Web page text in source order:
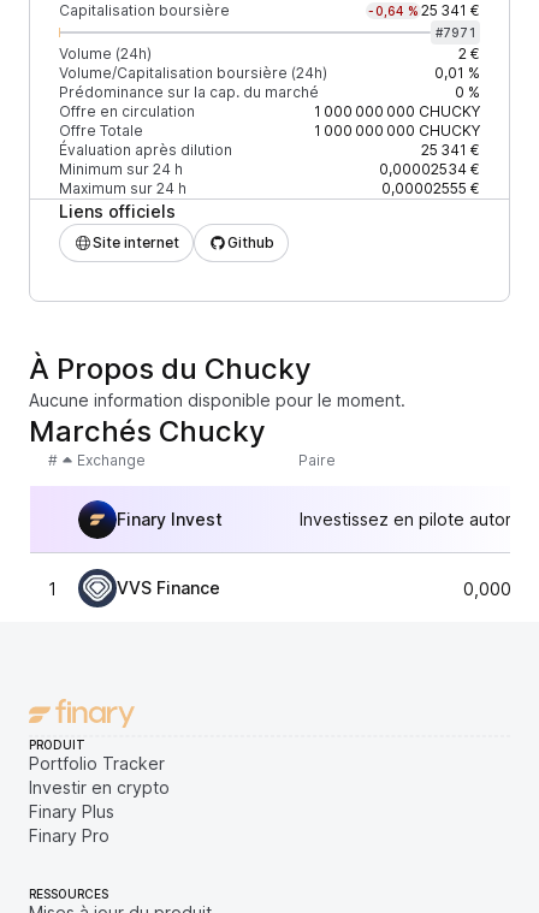
Capitalisation boursière -0,64 % 25 341 €
#7971
Volume (24h)
2 €
Volume/Capitalisation boursière (24h)
0,01 %
Prédominance sur la cap. du marché
0 %
Offre en circulation
1 000 000 000 CHUCKY
Offre Totale
1 000 000 000 CHUCKY
Évaluation après dilution
25 341 €
Minimum sur 24 h
0,00002534 €
Maximum sur 24 h
0,00002555 €
Liens officiels
Site internet Github
À Propos du Chucky
Aucune information disponible pour le moment.
Marchés Chucky
# Exchange Paire
Finary Invest Investissez en pilote
1 VVS Finance
PRODUIT
Portfolio Tracker
Investir en crypto
Finary Plus
Finary Pro
RESSOURCES